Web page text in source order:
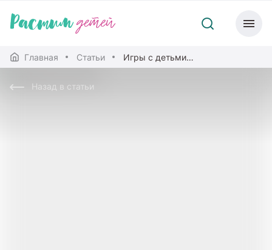
Главная Статьи Игры с детьми по правилам
Назад в статьи